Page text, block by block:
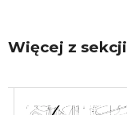
Więcej z sekcji